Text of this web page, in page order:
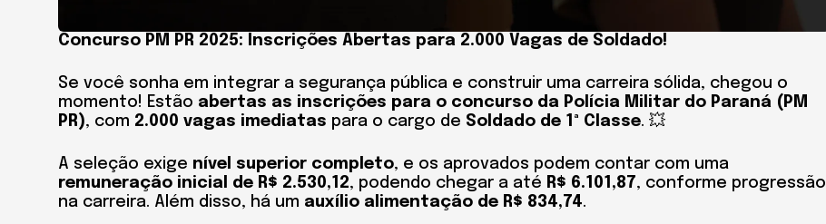
Concurso PM PR 2025: Inscrições Abertas para 2.000 Vagas de Soldado!
Se você sonha em integrar a segurança pública e construir uma carreira sólida, chegou o
momento! Estão abertas as inscrições para o concurso da Polícia Militar do Paraná (PM
PR), com 2.000 vagas imediatas para o cargo de Soldado de 1ª Classe. 💥
A seleção exige nível superior completo, e os aprovados podem contar com uma
remuneração inicial de R$ 2.530,12, podendo chegar a até R$ 6.101,87, conforme progressão
na carreira. Além disso, há um auxílio alimentação de R$ 834,74.